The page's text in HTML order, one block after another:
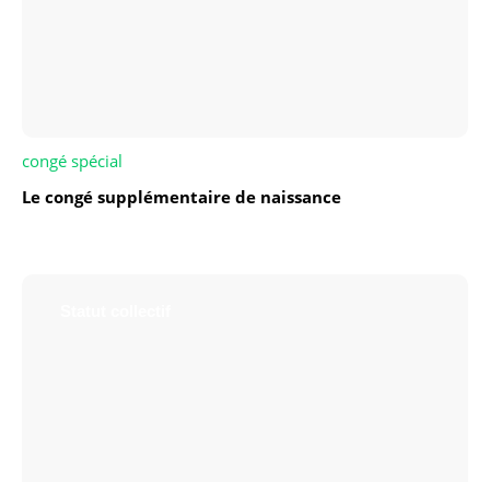
congé spécial
Le congé supplémentaire de naissance